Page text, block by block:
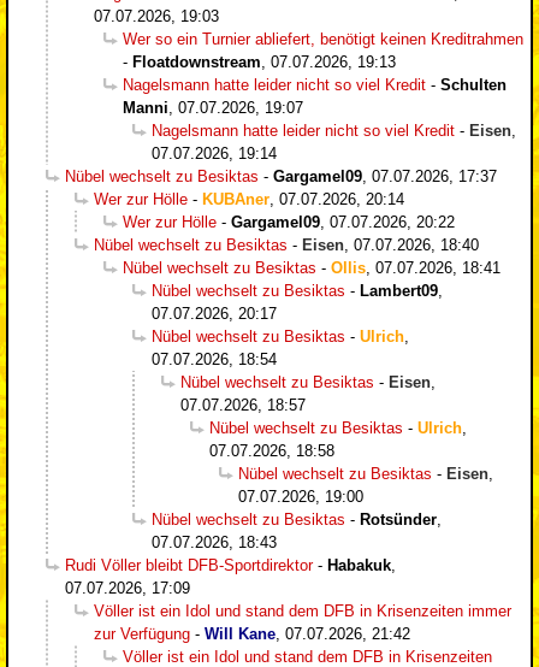
07.07.2026, 19:03
Wer so ein Turnier abliefert, benötigt keinen Kreditrahmen
- Floatdownstream 07.07.2026, 19:13
Nagelsmann hatte leider nicht so viel Kredit - Schulten
Manni 07.07.2026, 19:07
Nagelsmann hatte leider nicht so viel Kredit - Eisen
07.07.2026, 19:14
Nübel wechselt zu Besiktas - Gargamel09 07.07.2026, 17:37
Wer zur Hölle - KUBAner 07.07.2026, 20:14
Wer zur Hölle - Gargamel09 07.07.2026, 20:22
Nübel wechselt zu Besiktas - Eisen 07.07.2026, 18:40
Nübel wechselt zu Besiktas - Ollis 07.07.2026, 18:41
Nübel wechselt zu Besiktas - Lambert09
07.07.2026, 20:17
Nübel wechselt zu Besiktas - Ulrich
07.07.2026, 18:54
Nübel wechselt zu Besiktas - Eisen
07.07.2026, 18:57
Nübel wechselt zu Besiktas - Ulrich
07.07.2026, 18:58
Nübel wechselt zu Besiktas - Eisen
07.07.2026, 19:00
Nübel wechselt zu Besiktas - Rotsünder
07.07.2026, 18:43
Rudi Völler bleibt DFB-Sportdirektor- Habakuk
07.07.2026, 17:09
Völler ist ein Idol und stand dem DFB in Krisenzeiten immer
zur Verfügung - Will Kane 07.07.2026, 21:42
Völler ist ein Idol und stand dem DFB in Krisenzeiten